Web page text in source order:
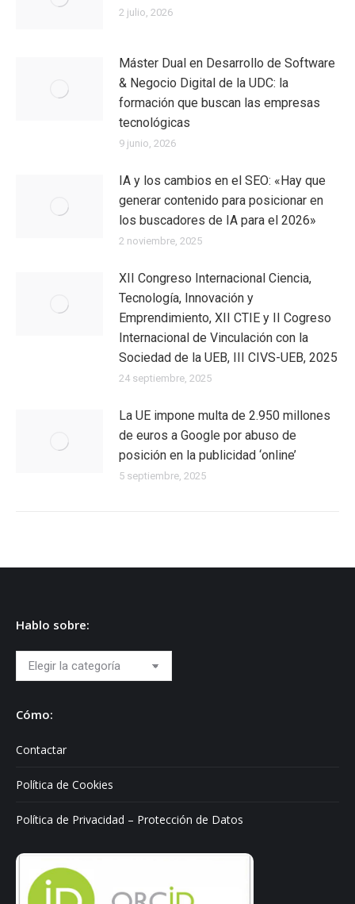
2 julio, 2026
Máster Dual en Desarrollo de Software
& Negocio Digital de la UDC: la
formación que buscan las empresas
tecnológicas
9 junio, 2026
IA y los cambios en el SEO: «Hay que
generar contenido para posicionar en
los buscadores de IA para el 2026»
2 noviembre, 2025
XII Congreso Internacional Ciencia,
Tecnología, Innovación y
Emprendimiento, XII CTIE y II Cogreso
Internacional de Vinculación con la
Sociedad de la UEB, III CIVS-UEB, 2025
24 septiembre, 2025
La UE impone multa de 2.950 millones
de euros a Google por abuso de
posición en la publicidad ‘online’
5 septiembre, 2025
Hablo sobre:
Hablo
sobre:
Cómo:
Contactar
Política de Cookies
Política de Privacidad – Protección de Datos